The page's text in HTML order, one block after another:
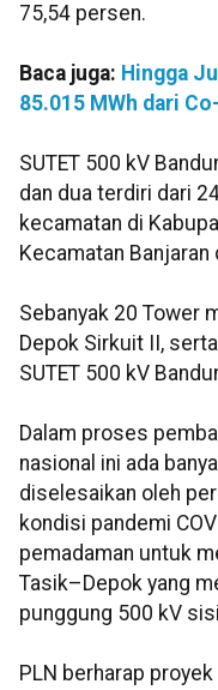
75,54 persen.
Baca juga: Hingga
85.015 MWh dari
SUTET 500 kV
dan dua terdiri dari
kecamatan di
Kecamatan Banjaran
Sebanyak 20 Tower
Depok Sirkuit II,
SUTET 500 kV
Dalam proses
nasional ini ada
diselesaikan oleh
kondisi pandemi
pemadaman untuk
Tasik–Depok yang
punggung 500 kV
PLN berharap